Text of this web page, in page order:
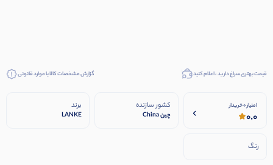
قیمت بهتری سراغ دارید ، اعلام کنید گزارش مشخصات کالا یا موارد قانونی
امتیاز 0 خریدار
0.0
کشور سازنده
چین China
برند
LANKE
رنگ